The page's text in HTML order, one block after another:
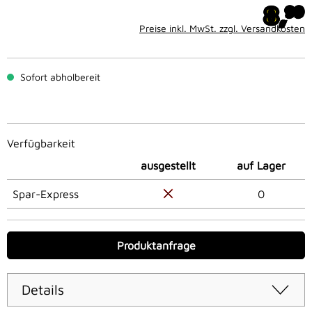
8,99
Preise inkl. MwSt. zzgl. Versandkosten
Sofort abholbereit
Verfügbarkeit
ausgestellt
auf Lager
Spar-Express 0
Produktanfrage
Details